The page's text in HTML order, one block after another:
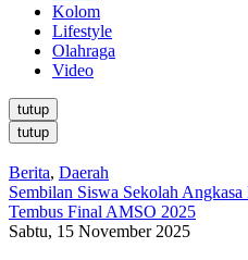
Kolom
Lifestyle
Olahraga
Video
tutup
tutup
Berita, Daerah
Sembilan Siswa Sekolah
Tembus Final AMSO 2025
Sabtu, 15 November 2025